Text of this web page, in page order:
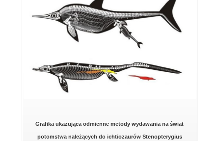
Grafika ukazująca odmienne metody wydawania na świat
potomstwa należących do ichtiozaurów Stenopterygius